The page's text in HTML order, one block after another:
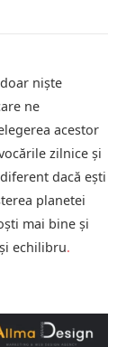
niște
ne
acestor
zilnice și
dacă ești
planetei
mai bine și
echilibru.